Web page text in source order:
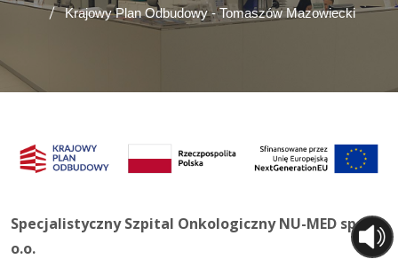
Krajowy Plan Odbudowy - Tomaszów Mazowiecki
Specjalistyczny Szpital Onkologiczny NU-MED sp. z
o.o.